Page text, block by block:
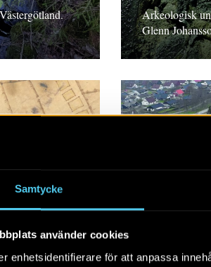
Samtycke
använder cookies
enhetsidentifierare för att anpassa
Arkeologisk
Glenn
år
Västergötland